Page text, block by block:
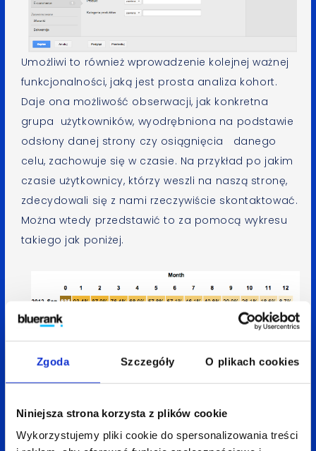
Zgoda Szczegóły O plikach cookies
Niniejsza strona korzysta z plików cookie
Wykorzystujemy pliki cookie do spersonalizowania treści
Umożliwi to również wprowadzenie kolejnej ważnej
funkcjonalności, jaką jest prosta analiza kohort.
Daje ona możliwość obserwacji, jak konkretna
grupa użytkowników, wyodrębniona na podstawie
odsłony danej strony czy osiągnięcia danego
celu, zachowuje się w czasie. Na przykład po jakim
czasie użytkownicy, którzy weszli na naszą stronę,
zdecydowali się z nami rzeczywiście skontaktować.
Można wtedy przedstawić to za pomocą wykresu
takiego jak poniżej.